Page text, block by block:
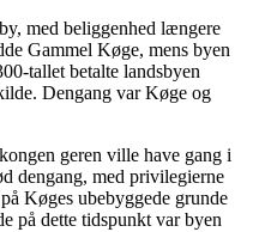
med beliggenhed længere
Gammel Køge, mens byen
tallet betalte landsbyen
Dengang var Køge og
geren ville have gang i
dengang, med privilegierne
Køges ubebyggede grunde
på dette tidspunkt var byen